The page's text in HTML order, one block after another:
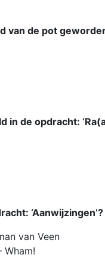
van de pot
in de opdracht:
‘Aanwijzingen’?
van Veen
Wham!